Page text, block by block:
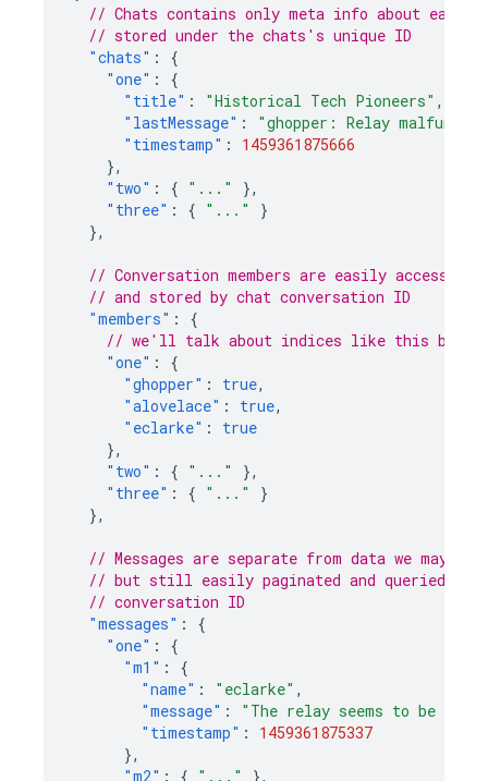
// Chats contains only meta info about each
// stored under the chats's unique ID
"chats" :
{
"one" :
{
"title" : "Historical Tech Pioneers" ,
"lastMessage" :
"ghopper: Relay
"timestamp" :
1459361875666
},
"two" : { "..."
},
"three" : { "..."
}
},
// Conversation members are easily accessible
// and stored by chat conversation ID
"members" :
{
// we'll talk about indices like this below
"one" :
{
"ghopper" : true,
"alovelace" : true,
"eclarke" :
true
},
"two" : { "..."
},
"three" : { "..."
}
},
// Messages are separate from data we may
// but still easily paginated and queried, and
// conversation ID
"messages" :
{
"one" :
{
"m1" :
{
"name" : "eclarke" ,
"message" :
"The relay seems to be
"timestamp" :
1459361875337
},
"m2" : { "..."
},